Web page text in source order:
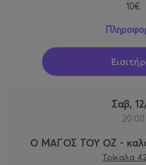
10€
Σαβ,
20:00
Ο ΜΑΓΟΣ ΤΟΥ ΟΖ -
Τρίκαλα